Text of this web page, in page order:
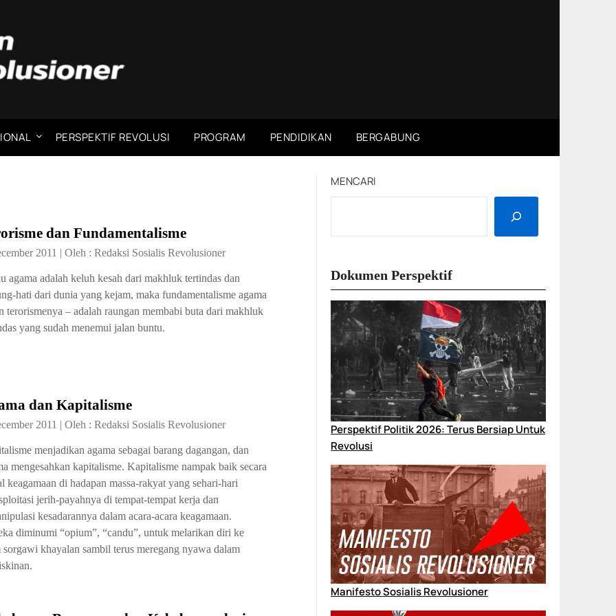
PERSPEKTIF REVOLUSI PROGRAM PENDIDIKAN BERGABUNG
dan Fundamentalisme
2011 | Oleh : Redaksi Sosialis Revolusioner
agama adalah keluh kesah dari makhluk tertindas dan
hati dari dunia yang kejam, maka fundamentalisme agama
terorismenya – adalah raungan membabi buta dari makhluk
yang sudah menemui jalan buntu.
dan Kapitalisme
2011 | Oleh : Redaksi Sosialis Revolusioner
menjadikan agama sebagai barang dagangan, dan
mengesahkan kapitalisme. Kapitalisme nampak baik secara
keagamaan di hadapan massa-rakyat yang sehari-hari
jerih-payahnya di tempat-tempat kerja dan
kesadarannya dalam acara-acara keagamaan.
diminumi “opium”, “candu”, untuk melarikan diri ke
sorgawi khayalan sambil terus meregang nyawa dalam
MENCARI
Dokumen Perspektif
Perspektif Politik 2026: Terus Bersiap Untuk
Revolusi
Manifesto Sosialis Revolusioner